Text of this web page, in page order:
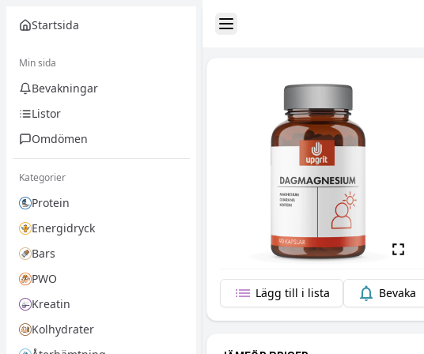
Startsida
Min sida
Bevakningar
Listor
Omdömen
Kategorier
Protein
Energidryck
Bars
PWO
Kreatin
Kolhydrater
Toggle Sidebar
Lägg till i lista Bevaka